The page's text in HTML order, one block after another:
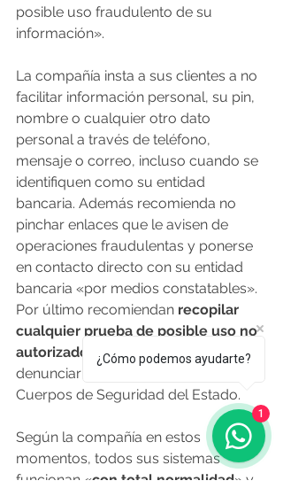
posible uso fraudulento de su
información».
La compañía insta a sus clientes a no
facilitar información personal, su pin,
nombre o cualquier otro dato
personal a través de teléfono,
mensaje o correo, incluso cuando se
identifiquen como su entidad
bancaria. Además recomienda no
pinchar enlaces que le avisen de
operaciones fraudulentas y ponerse
en contacto directo con su entidad
bancaria «por medios constatables».
Por último recomiendan recopilar
cualquier prueba de posible uso no
autorizado de su tarjeta
denunciarlo ante las Fuerzas y
Cuerpos de Seguridad del Estado.
Según la compañía en estos
momentos, todos sus sistemas
funcionan «con total normalidad» y
¿Cómo podemos ayudarte?
1